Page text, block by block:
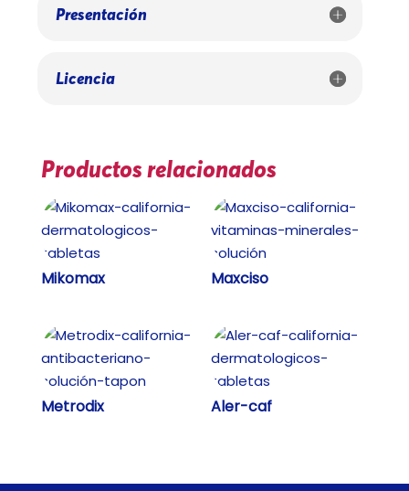
Presentación
Licencia
Productos relacionados
Mikomax Maxciso
Metrodix Aler-caf